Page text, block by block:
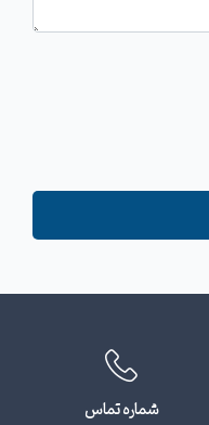
شماره تماس